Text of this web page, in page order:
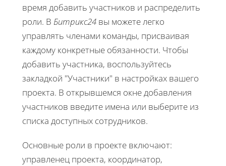
время добавить участников и распределить
роли. В Битрикс24 вы можете легко
управлять членами команды, присваивая
каждому конкретные обязанности. Чтобы
добавить участника, воспользуйтесь
закладкой "Участники" в настройках вашего
проекта. В открывшемся окне добавления
участников введите имена или выберите из
списка доступных сотрудников.
Основные роли в проекте включают:
управленец проекта, координатор,